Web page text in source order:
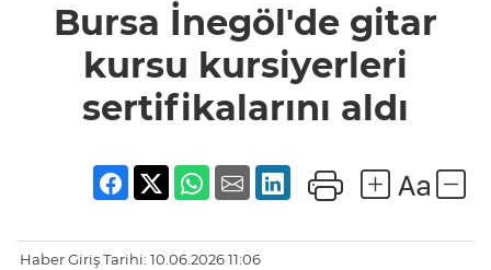
kursiyerleri
sertifikalarını
Bursa İnegöl'de gitar
kursu kursiyerleri
sertifikalarını aldı
Haber Giriş Tarihi: 10.06.2026 11:06